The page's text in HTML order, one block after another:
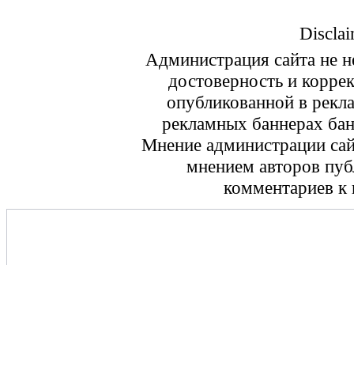
Администрация сайта не
достоверность и
опубликованной в
рекламных баннерах
Мнение администрации
мнением авторов
комментариев к